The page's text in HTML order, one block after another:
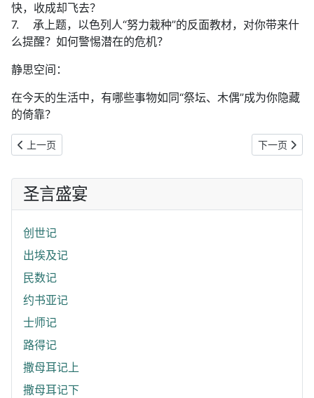
快，收成却飞去？
7. 承上题，以色列人“努力栽种”的反面教材，对你带来什
么提醒？如何警惕潜在的危机？
静思空间：
在今天的生活中，有哪些事物如同“祭坛、木偶”成为你隐藏
的倚靠？
上一篇文章: 《圣言盛宴》以赛亚书（27）跨海献礼物：你听见吗
上一页 下一篇文章:
下一页
圣言盛宴
创世记
出埃及记
民数记
约书亚记
士师记
路得记
撒母耳记上
撒母耳记下